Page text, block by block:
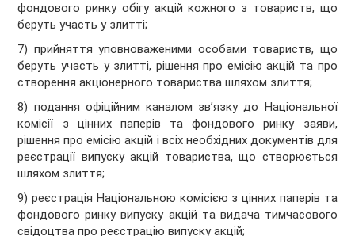
фондового ринку обігу акцій кожного з товариств, що
беруть участь у злитті;
7) прийняття уповноваженими особами товариств, що
беруть участь у злитті, рішення про емісію акцій та про
створення акціонерного товариства шляхом злиття;
8) подання офіційним каналом зв’язку до Національної
комісії з цінних паперів та фондового ринку заяви,
рішення про емісію акцій і всіх необхідних документів для
реєстрації випуску акцій товариства, що створюється
шляхом злиття;
9) реєстрація Національною комісією з цінних паперів та
фондового ринку випуску акцій та видача тимчасового
свідоцтва про реєстрацію випуску акцій;